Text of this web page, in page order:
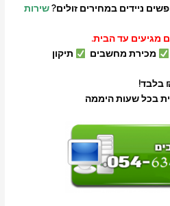
ניידים במחירים זולים?שירות
מגיעים עד הבית.
מכירת מחשבים
תיקון
בכל שעות היממה